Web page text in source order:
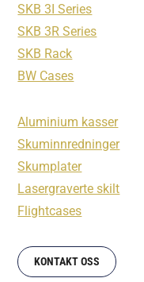
SKB 3I Series
SKB 3R Series
SKB Rack
BW Cases
Aluminium kasser
Skuminnredninger
Skumplater
Lasergraverte skilt
Flightcases
KONTAKT OSS